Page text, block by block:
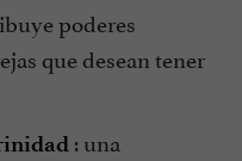
poderes
que desean tener
: una